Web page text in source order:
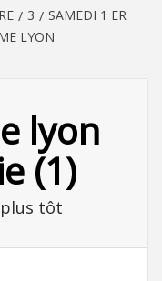
3
SAMEDI 1 ER
LYON
lyon
(1)
plus tôt